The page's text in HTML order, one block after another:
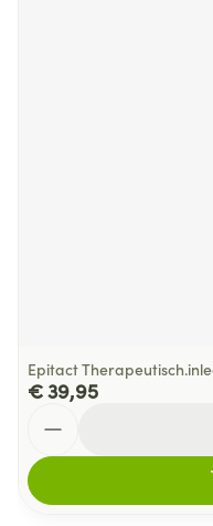
Epitact
€ 39,95